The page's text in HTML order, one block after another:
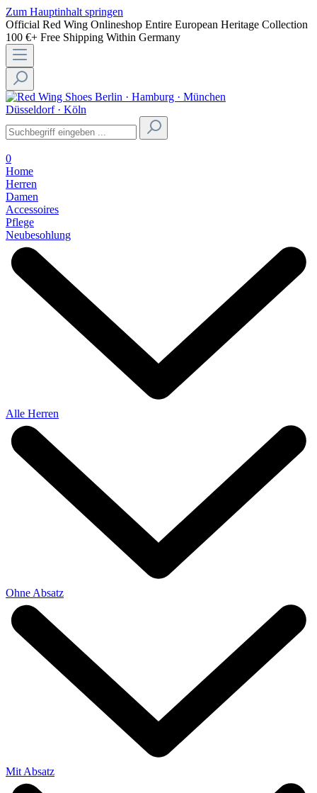
Zum Hauptinhalt springen
Official Red Wing Onlineshop Entire European Heritage Collection
100 €+ Free Shipping Within Germany
Berlin · Hamburg · München
Düsseldorf · Köln
0
Home
Herren
Damen
Accessoires
Pflege
Neubesohlung
Alle Herren
Ohne Absatz
Mit Absatz